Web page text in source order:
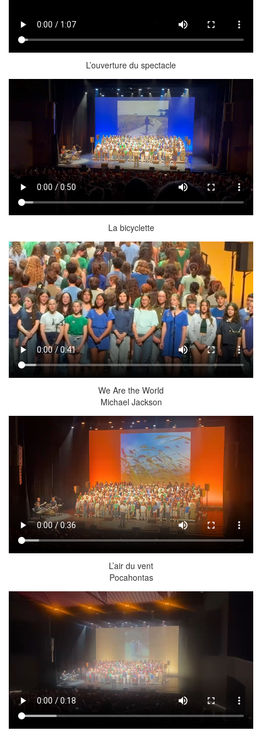
L’ouverture du spectacle
La bicyclette
We Are the World
Michael Jackson
L’air du vent
Pocahontas